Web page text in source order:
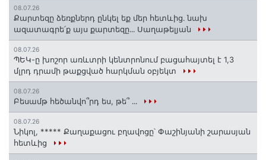
08.07.26
Քարտեզը ձեռքներդ ընկել եք մեր հետևից․ նախ
ազատագրե՛ք այս քարտեզը․․․ Սաղաթելյան
08.07.26
ՊԵԿ-ը խոշոր առևտրի կենտրոնում բացահայտել է 1,3
մլրդ դրամի թաքցված հարկման օբյեկտ
08.07.26
Բեսամթ հեծանվո՞րդ ես, թե՞ ․․․
08.07.26
Նիկոլ, ***** Քաղաքացու բղավոցը՝ Փաշինյանի շարասյան
հետևից